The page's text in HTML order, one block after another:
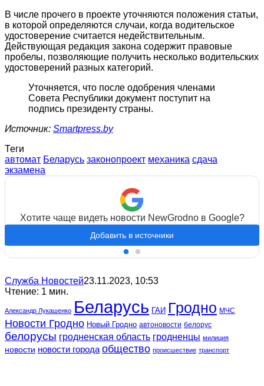
В числе прочего в проекте уточняются положения статьи,
в которой определяются случаи, когда водительское
удостоверение считается недействительным.
Действующая редакция закона содержит правовые
пробелы, позволяющие получить несколько водительских
удостоверений разных категорий.
Уточняется, что после одобрения членами
Совета Республики документ поступит на
подпись президенту страны.
Источник: Smartpress.by
Теги
автомат Беларусь законопроект механика сдача
экзамена
Хотите чаще видеть новости NewGrodno в Google?
Добавить в источники
Служба Новостей23.11.2023, 10:53
Чтение: 1 мин.
Александр Лукашенко Беларусь ГАИ Гродно МЧС
Новости Гродно Новый Гродно автоновости белорус
белорусы гродненская область гродненцы милиция
новости новости города общество происшествие транспорт